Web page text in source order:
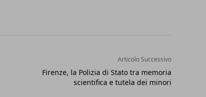
Articolo Successivo
Firenze, la Polizia di Stato tra memoria
scientifica e tutela dei minori